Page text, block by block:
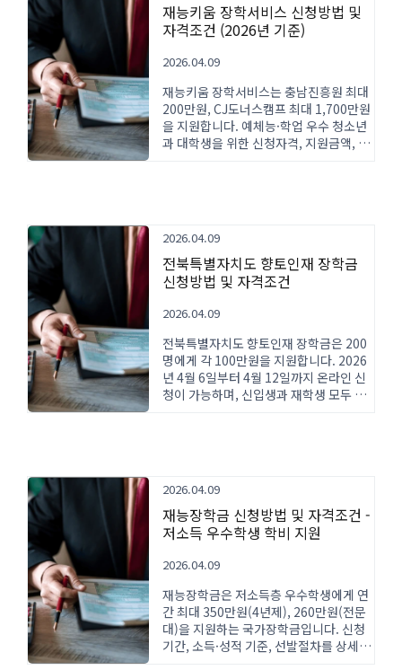
재능키움 장학서비스 신청방법 및
자격조건 (2026년 기준)
2026.04.09
재능키움 장학서비스는 충남진흥원 최대
200만원, CJ도너스캠프 최대 1,700만원
을 지원합니다. 예체능·학업 우수 청소년
과 대학생을 위한 신청자격, 지원금액, 신
2026.04.09
전북특별자치도 향토인재 장학금
신청방법 및 자격조건
2026.04.09
전북특별자치도 향토인재 장학금은 200
명에게 각 100만원을 지원합니다. 2026
년 4월 6일부터 4월 12일까지 온라인 신
청이 가능하며, 신입생과 재학생 모두 지
2026.04.09
재능장학금 신청방법 및 자격조건 -
저소득 우수학생 학비 지원
2026.04.09
재능장학금은 저소득층 우수학생에게 연
간 최대 350만원(4년제), 260만원(전문
대)을 지원하는 국가장학금입니다. 신청
기간, 소득·성적 기준, 선발절차를 상세히